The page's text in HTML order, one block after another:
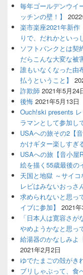
毎年ゴールデンウイ
ッチンの壁！】
楽市楽座2021年新作
りで、だれかといっ
ソフトバンクとは契
だらこんな大変な被
誰もいなくなった由
払うということ】
詐欺師 2021年5月24
後悔 2021年5月13日
Ouch!ski presents
ラマンとして参加し
USAへの旅その2【
かけギター楽しすぎ
USAへの旅【音小屋
絵を描く55歳最後の
天国と地獄 ～サイ
レビはみないおっさ
求められないと思っ
イブに参加】
2021
「日本人は寛容さ
やめようかなと思っ
給湯器のかなしみよ
2021年2月2日
ゆでたまごの殻がき
ブリしゃぶって、食